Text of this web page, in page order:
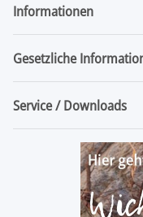
Informationen
Gesetzliche
Service / Downloads